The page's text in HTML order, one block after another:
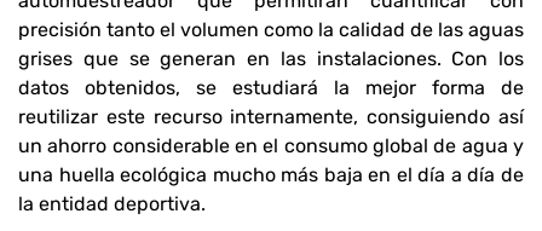
precisión tanto el volumen como la calidad de las aguas
grises que se generan en las instalaciones. Con los
datos obtenidos, se estudiará la mejor forma de
reutilizar este recurso internamente, consiguiendo así
un ahorro considerable en el consumo global de agua y
una huella ecológica mucho más baja en el día a día de
la entidad deportiva.